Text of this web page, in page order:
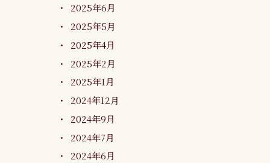
2025年6月
2025年5月
2025年4月
2025年2月
2025年1月
2024年12月
2024年9月
2024年7月
2024年6月